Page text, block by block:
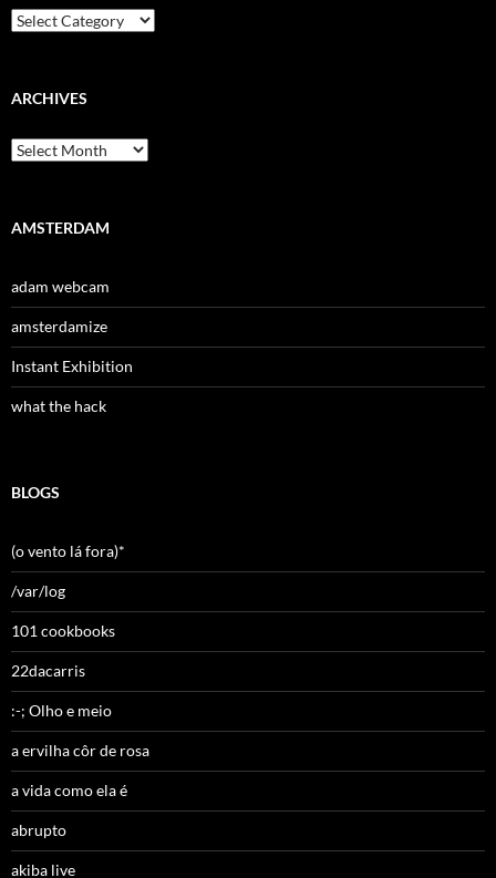
Categories
ARCHIVES
Archives
AMSTERDAM
adam webcam
amsterdamize
Instant Exhibition
what the hack
BLOGS
(o vento lá fora)*
/var/log
101 cookbooks
22dacarris
:-; Olho e meio
a ervilha côr de rosa
a vida como ela é
abrupto
akiba live